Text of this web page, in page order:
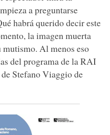
a preguntarse
habrá querido decir este
la imagen muerta
mutismo. Al menos eso
del programa de la RAI
de Stefano Viaggio de